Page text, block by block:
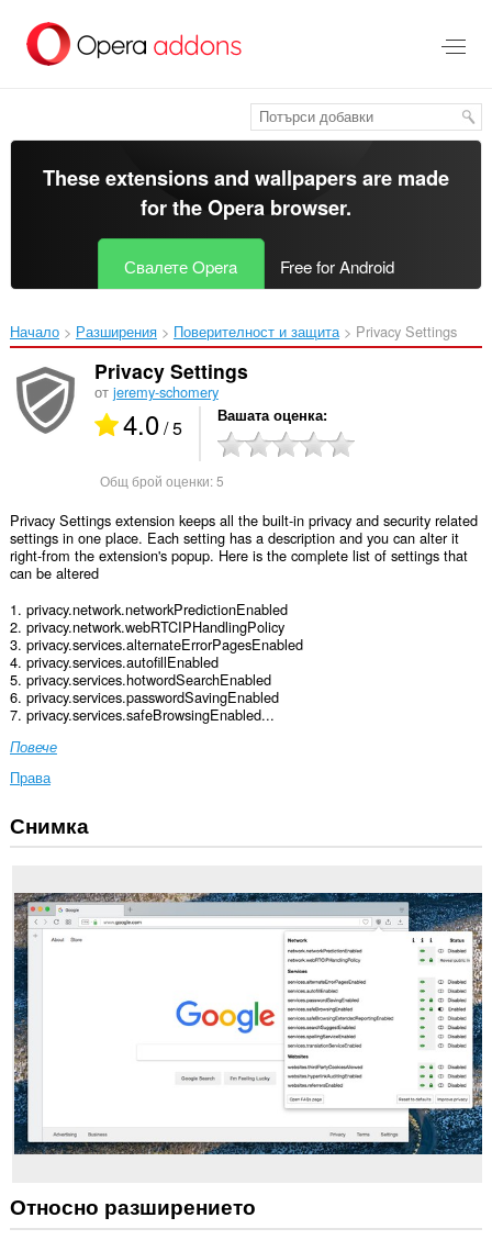
главното
съдържание
These extensions and wallpapers are made
for theOpera browser.
Свалете Opera Free for Android
Начало Разширения Поверителност и защита Privacy Settings‎
Privacy Settings
от jeremy-schomery
4.0/ 5 Вашата оценка
Общ брой оценки:5
Privacy Settings extension keeps all the built-in privacy and security related
settings in one place. Each setting has a description and you can alter it
right-from the extension's popup. Here is the complete list of settings that
can be altered
1. privacy.network.networkPredictionEnabled
2. privacy.network.webRTCIPHandlingPolicy
3. privacy.services.alternateErrorPagesEnabled
4. privacy.services.autofillEnabled
5. privacy.services.hotwordSearchEnabled
6. privacy.services.passwordSavingEnabled
7. privacy.services.safeBrowsingEnabled...
Повече
Права
Това
разширение
манипулира
настройките
за
поверителност.
Снимка
Относно разширението